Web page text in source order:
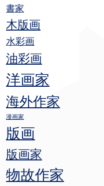
書家
木版画
水彩画
油彩画
洋画家
海外作家
漫画家
版画
版画家
物故作家